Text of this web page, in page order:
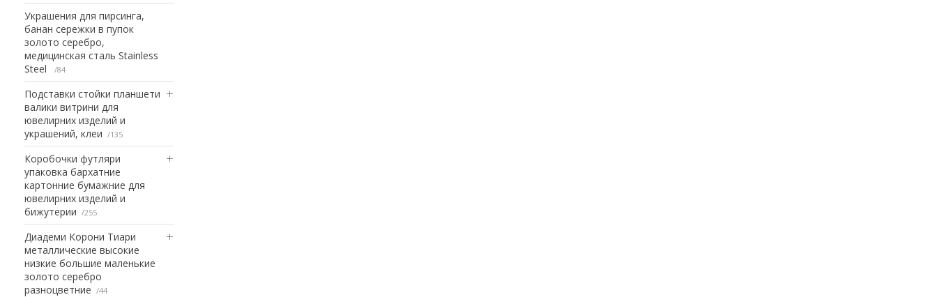
Украшения для пирсинга,
банан сережки в пупок
золото серебро,
медицинская сталь Stainless
Steel
84
Подставки стойки планшети
валики витрини для
ювелирних изделий и
украшений, клеи
135
Коробочки футляри
упаковка бархатние
картонние бумажние для
ювелирних изделий и
бижутерии
255
Диадеми Корони Тиари
металлические высокие
низкие большие маленькие
золото серебро
разноцветние
44